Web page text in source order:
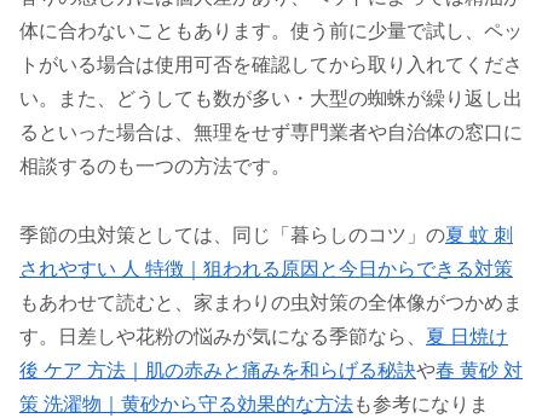
体に合わないこともあります。使う前に少量で試し、ペッ
トがいる場合は使用可否を確認してから取り入れてくださ
い。また、どうしても数が多い・大型の蜘蛛が繰り返し出
るといった場合は、無理をせず専門業者や自治体の窓口に
相談するのも一つの方法です。
季節の虫対策としては、同じ「暮らしのコツ」の夏 蚊 刺
されやすい 人 特徴｜狙われる原因と今日からできる対策
もあわせて読むと、家まわりの虫対策の全体像がつかめま
す。日差しや花粉の悩みが気になる季節なら、 夏 日焼け
後 ケア 方法｜肌の赤みと痛みを和らげる秘訣や春 黄砂 対
策 洗濯物｜黄砂から守る効果的な方法も参考になりま